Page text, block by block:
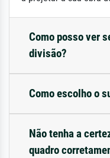
Como posso ver
divisão?
Como escolho o
Não tenha a
quadro